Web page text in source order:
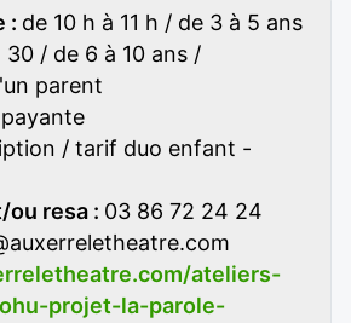
: de 10 h à 11 h / de 3 à 5 ans
30 / de 6 à 10 ans /
parent
/ tarif duo enfant -
ou resa : 03 86 72 24 24
ateliers-
projet-la-parole-